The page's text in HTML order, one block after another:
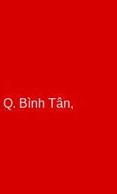
Bình Tân,